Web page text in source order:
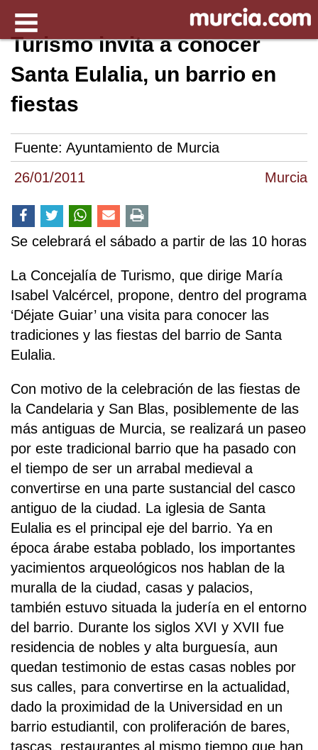
26/01/2011 Murcia
Turismo invita a conocer
Santa Eulalia, un barrio en
fiestas
Fuente: Ayuntamiento de Murcia
Se celebrará el sábado a partir de las 10 horas
La Concejalía de Turismo, que dirige María
Isabel Valcércel, propone, dentro del programa
‘Déjate Guiar’ una visita para conocer las
tradiciones y las fiestas del barrio de Santa
Eulalia.
Con motivo de la celebración de las fiestas de
la Candelaria y San Blas, posiblemente de las
más antiguas de Murcia, se realizará un paseo
por este tradicional barrio que ha pasado con
el tiempo de ser un arrabal medieval a
convertirse en una parte sustancial del casco
antiguo de la ciudad. La iglesia de Santa
Eulalia es el principal eje del barrio. Ya en
época árabe estaba poblado, los importantes
yacimientos arqueológicos nos hablan de la
muralla de la ciudad, casas y palacios,
también estuvo situada la judería en el entorno
del barrio. Durante los siglos XVI y XVII fue
residencia de nobles y alta burguesía, aun
quedan testimonio de estas casas nobles por
sus calles, para convertirse en la actualidad,
dado la proximidad de la Universidad en un
barrio estudiantil, con proliferación de bares,
tascas, restaurantes al mismo tiempo que han